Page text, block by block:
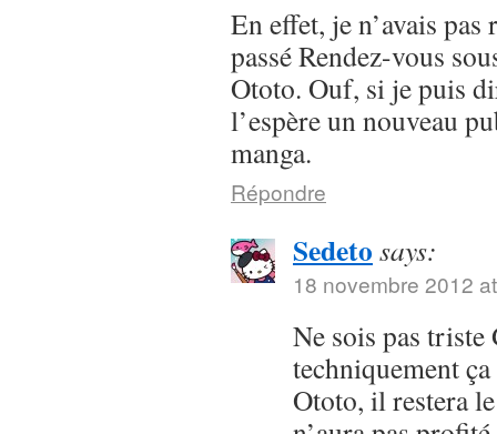
En effet, je n’avais
passé Rendez-vous
Ototo. Ouf, si je puis
l’espère un nouveau
manga.
Répondre
Sedeto says:
18 novembre 2012
Ne sois pas
techniquement
Ototo, il restera